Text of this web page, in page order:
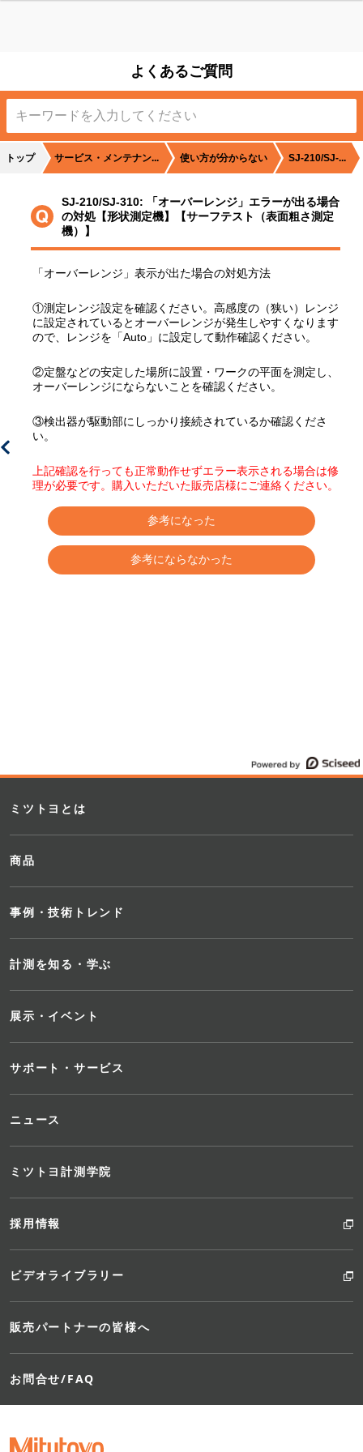
よくあるご質問
トップ サービス・メンテナン... 使い方が分からない SJ-210/SJ-...
SJ-210/SJ-310: 「オーバーレンジ」エラーが出る場合
の対処【形状測定機】【サーフテスト（表面粗さ測定
機）】
「オーバーレンジ」表示が出た場合の対処方法
①測定レンジ設定を確認ください。高感度の（狭い）レンジ
に設定されているとオーバーレンジが発生しやすくなります
ので、レンジを「Auto」に設定して動作確認ください。
②定盤などの安定した場所に設置・ワークの平面を測定し、
オーバーレンジにならないことを確認ください。
③検出器が駆動部にしっかり接続されているか確認くださ
い。
上記確認を行っても正常動作せずエラー表示される場合は修
理が必要です。購入いただいた販売店様にご連絡ください。
参考になった
参考にならなかった
ミツトヨとは
商品
事例・技術トレンド
計測を知る・学ぶ
展示・イベント
サポート・サービス
ニュース
ミツトヨ計測学院
採用情報
ビデオライブラリー
販売パートナーの皆様へ
お問合せ/FAQ